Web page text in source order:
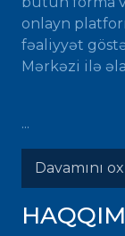
onlayn
fəaliyyət
Mərkəzi ilə
...
Davamını